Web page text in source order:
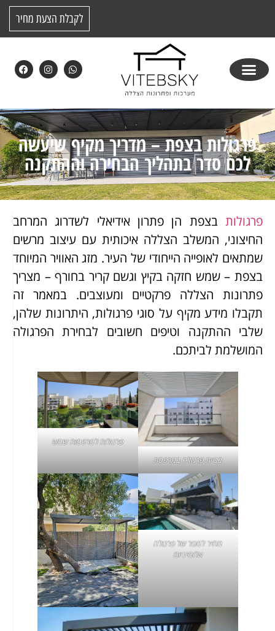
לקבלת הצעת מחיר
פרגולות בצפת – מדריך מקיף שיעשה
לכם סדר בתהליך הבחירה וההתקנה
פרגולות בצפת הן פתרון אידיאלי לשדרוג המרחב
החיצוני, המשלב הצללה איכותית עם עיצוב מרשים
שמתאים לאופייה הייחודי של העיר. מזג האוויר המיוחד
בצפת – שמש חזקה בקיץ וגשם קריר בחורף – מצריך
פתרונות הצללה פרקטיים ומעוצבים. במאמר זה
תקבלו מידע מקיף על סוגי פרגולות, היתרונות שלהן,
שלבי ההתקנה וטיפים חשובים לבחירת הפרגולה
המושלמת לביתכם.
בניית פרגולה במרפסת
פרגולות למרפסות שמש
מחיר למטר של פרגולה
אלומיניום